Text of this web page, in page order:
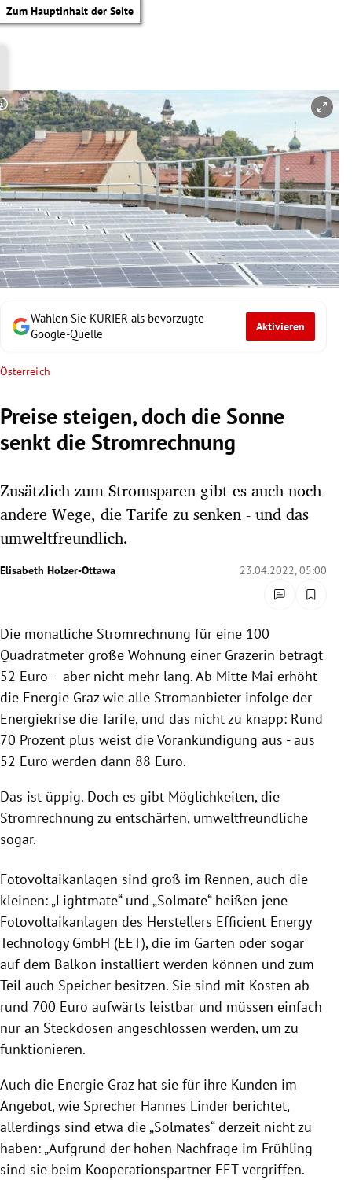
Zum Hauptinhalt der Seite
Untermenü
Untermenü
Untermenü
Untermenü
Untermenü
Untermenü
Untermenü
Untermenü
Wählen Sie KURIER als bevorzugte
Google-Quelle
Aktivieren
Österreich
Preise steigen, doch die Sonne
senkt die Stromrechnung
Zusätzlich zum Stromsparen gibt es auch noch
andere Wege, die Tarife zu senken - und das
umweltfreundlich.
Elisabeth Holzer-Ottawa 23.04.2022, 05:00
Copyright-Hinweis öffnen/schließen
Die monatliche Stromrechnung für eine 100
Quadratmeter große Wohnung einer Grazerin beträgt
52 Euro - aber nicht mehr lang. Ab Mitte Mai erhöht
die Energie Graz wie alle Stromanbieter infolge der
Energiekrise die Tarife, und das nicht zu knapp: Rund
70 Prozent plus weist die Vorankündigung aus - aus
52 Euro werden dann 88 Euro.
Das ist üppig. Doch es gibt Möglichkeiten, die
Stromrechnung zu entschärfen, umweltfreundliche
sogar.
Fotovoltaikanlagen sind groß im Rennen, auch die
kleinen: „Lightmate“ und „Solmate“ heißen jene
Fotovoltaikanlagen des Herstellers Efficient Energy
Technology GmbH (EET), die im Garten oder sogar
auf dem Balkon installiert werden können und zum
Teil auch Speicher besitzen. Sie sind mit Kosten ab
rund 700 Euro aufwärts leistbar und müssen einfach
nur an Steckdosen angeschlossen werden, um zu
funktionieren.
Auch die Energie Graz hat sie für ihre Kunden im
Angebot, wie Sprecher Hannes Linder berichtet,
allerdings sind etwa die „Solmates“ derzeit nicht zu
haben: „Aufgrund der hohen Nachfrage im Frühling
sind sie beim Kooperationspartner EET vergriffen.